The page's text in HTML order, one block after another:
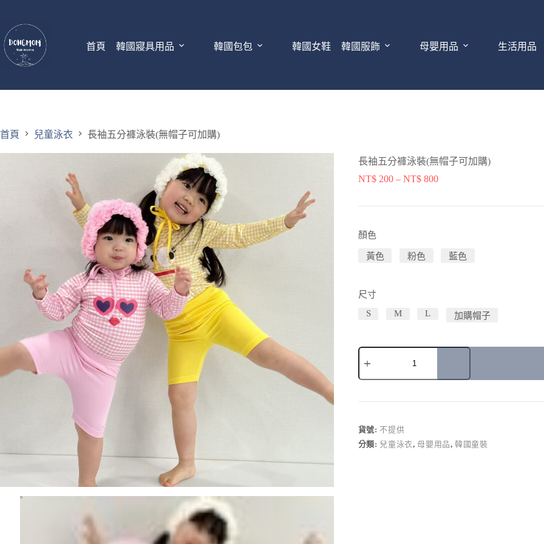
首頁 韓國寢具用品 韓國包包 韓國女鞋 韓國服飾 母嬰用品 生活用品
首頁 兒童泳衣 長袖五分褲泳裝(無帽子可加購)
長袖五分褲泳裝(無帽子可加購)
NT$ 200 – NT$ 800
顏色
黃色 粉色 藍色
尺寸
S
M L 加購帽子
r
n
a
貨號: 不提供
分類: 兒童泳衣,母嬰用品,韓國童裝